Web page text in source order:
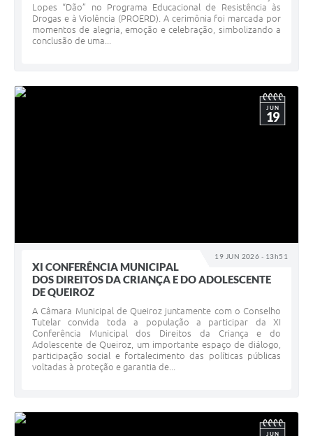
Lopes “Dão” no Programa Educacional de Resistência às
Drogas e à Violência (PROERD). A cerimônia foi marcada por
momentos de alegria, emoção e celebração, simbolizando a
conclusão de uma...
19 JUN 2026 - 13h51
JUN
19
XI CONFERÊNCIA MUNICIPAL
DOS DIREITOS DA CRIANÇA E DO ADOLESCENTE
DE QUEIROZ
A Câmara Municipal de Queiroz juntamente com o Conselho
Tutelar convida toda a população a participar da XI
Conferência Municipal dos Direitos da Criança e do
Adolescente de Queiroz, um importante espaço de diálogo,
participação social e fortalecimento das políticas públicas
voltadas à proteção e garantia de...
JUN